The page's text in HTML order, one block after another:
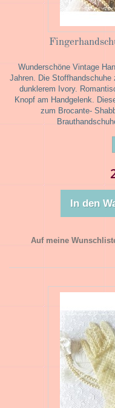
Wunderschöne Vintage
Jahren. Die Stoffhandschuhe
dunklerem Ivory.
Knopf am Handgelenk.
zum Brocante-
In den
Auf meine